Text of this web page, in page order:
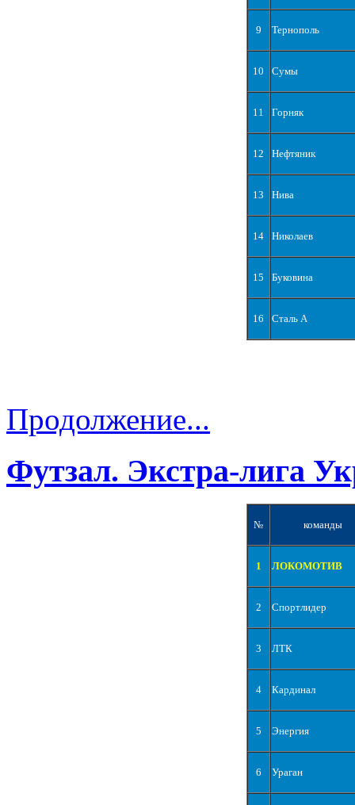
9 Тернополь
10 Сумы
11 Горняк
12 Нефтяник
13 Нива
14 Николаев
15 Буковина
16 Сталь А
Продолжение...
Футзал. Экстра-лига
№ команды
1 ЛОКОМОТИВ
2 Спортлидер
3 ЛТК
4 Кардинал
5 Энергия
6 Ураган